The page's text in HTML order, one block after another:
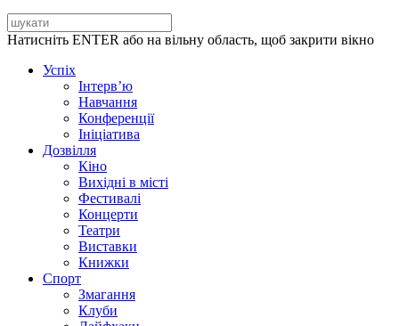
Натисніть ENTER або на вільну область, щоб закрити вікно
Успіх
Інтерв’ю
Навчання
Конференції
Ініціатива
Дозвілля
Кіно
Вихідні в місті
Фестивалі
Концерти
Театри
Виставки
Книжки
Спорт
Змагання
Клуби